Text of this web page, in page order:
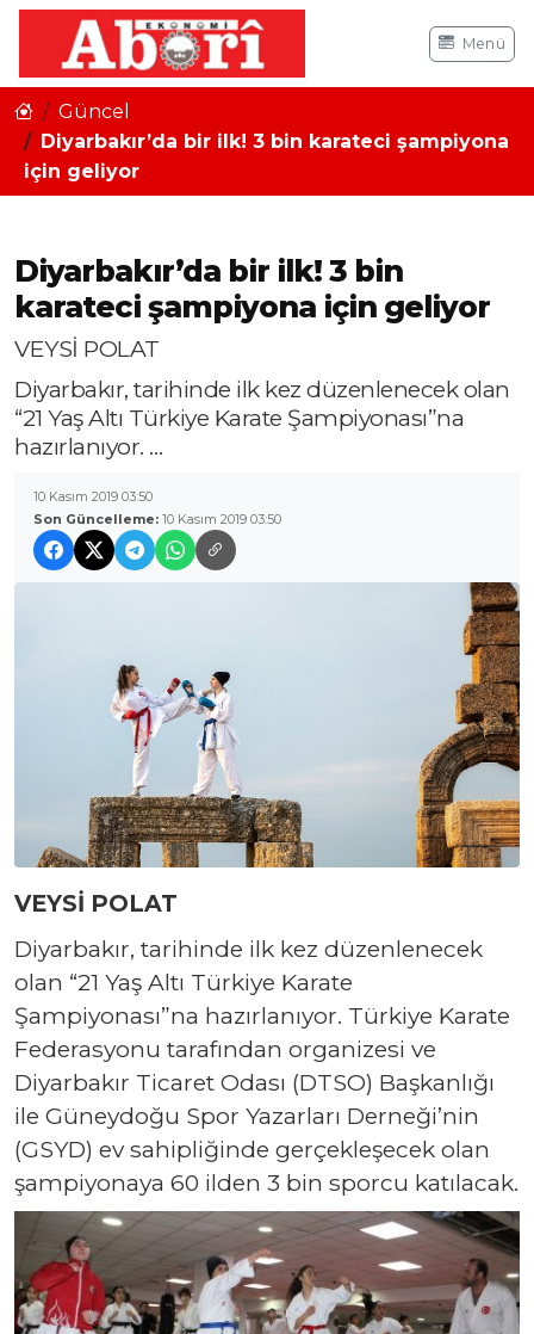
Menü
Güncel
Diyarbakır’da bir ilk! 3 bin karateci şampiyona
için geliyor
Diyarbakır’da bir ilk! 3 bin
karateci şampiyona için geliyor
VEYSİ POLAT
Diyarbakır, tarihinde ilk kez düzenlenecek olan
“21 Yaş Altı Türkiye Karate Şampiyonası”na
hazırlanıyor. …
10 Kasım 2019 03:50
Son Güncelleme: 10 Kasım 2019 03:50
VEYSİ POLAT
Diyarbakır, tarihinde ilk kez düzenlenecek
olan “21 Yaş Altı Türkiye Karate
Şampiyonası”na hazırlanıyor. Türkiye Karate
Federasyonu tarafından organizesi ve
Diyarbakır Ticaret Odası (DTSO) Başkanlığı
ile Güneydoğu Spor Yazarları Derneği’nin
(GSYD) ev sahipliğinde gerçekleşecek olan
şampiyonaya 60 ilden 3 bin sporcu katılacak.